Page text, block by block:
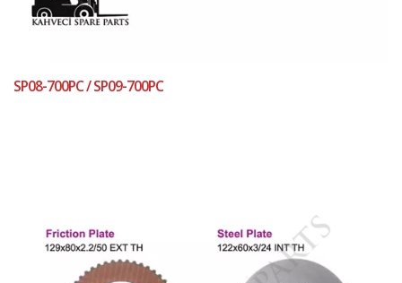
SP08-700PC / SP09-700PC